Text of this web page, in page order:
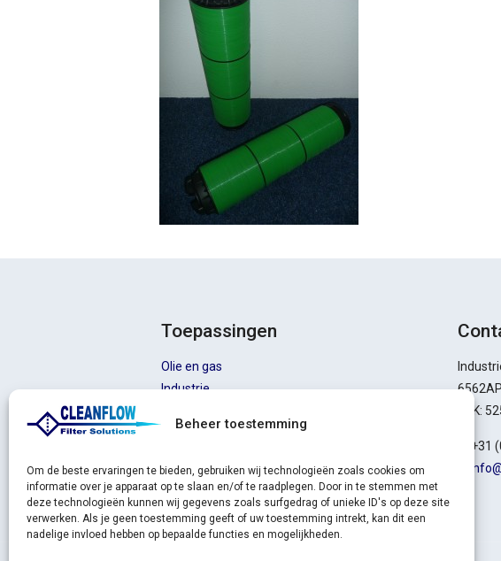
Beheer toestemming
Om de beste ervaringen te bieden, gebruiken wij technologieën zoals cookies om
informatie over je apparaat op te slaan en/of te raadplegen. Door in te stemmen met
deze technologieën kunnen wij gegevens zoals surfgedrag of unieke ID's op deze site
verwerken. Als je geen toestemming geeft of uw toestemming intrekt, kan dit een
nadelige invloed hebben op bepaalde functies en mogelijkheden.
Toepassingen
Olie en gas
Industrie
Olie absorptie
Filterzakken Nederland
KVK:
T: +31